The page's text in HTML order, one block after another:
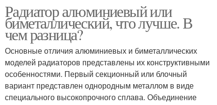
соотношении
Радиатор алюминиевый или
биметаллический, что лучше. В
чем разница?
Основные отличия алюминиевых и биметаллических
моделей радиаторов представлены их конструктивными
особенностями. Первый секционный или блочный
вариант представлен однородным металлом в виде
специального высокопрочного сплава. Объединение